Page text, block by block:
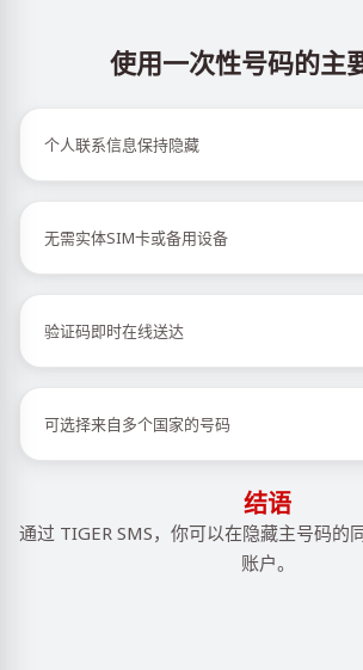
使用一次性号码的主
个人联系信息保持隐藏
无需实体SIM卡或备用设备
验证码即时在线送达
可选择来自多个国家的号码
结语
通过 TIGER SMS，你可以在隐藏主号码的
账户。